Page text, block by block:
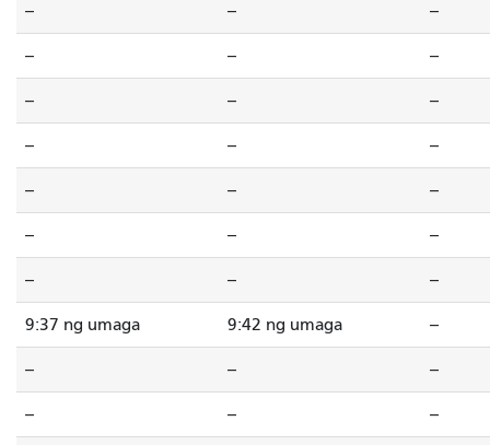
-- -- --
-- -- --
-- -- --
-- -- --
-- -- --
-- -- --
-- -- --
9:37 ng umaga 9:42 ng umaga --
-- -- --
-- -- --